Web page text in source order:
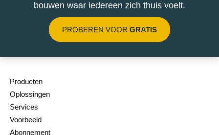
bouwen waar iedereen zich thuis voelt.
PROBEREN VOOR GRATIS
Producten
Oplossingen
Services
Voorbeeld
Abonnement